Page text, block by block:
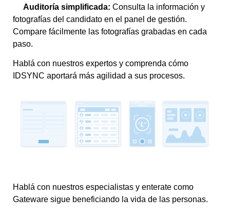
Auditoría simplificada: Consulta la información y
fotografías del candidato en el panel de gestión.
Compare fácilmente las fotografías grabadas en cada
paso.
Hablá con nuestros expertos y comprenda cómo
IDSYNC aportará más agilidad a sus procesos.
Hablá con nuestros especialistas y enterate como
Gateware sigue beneficiando la vida de las personas.